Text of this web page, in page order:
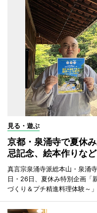
見る・遊ぶ
京都・泉涌寺で夏休
忌記念、絵本作りなど
真言宗泉涌寺派総本山・泉涌
日・26日、夏休み特別企画「
づくり＆プチ精進料理体験～」